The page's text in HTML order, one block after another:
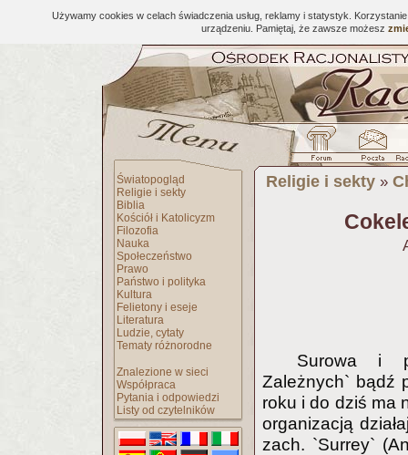
Używamy cookies w celach świadczenia usług, reklamy i statystyk.
urządzeniu. Pamiętaj, że zawsze możesz
Światopogląd
Religie i sekty
Biblia
Kościół i Katolicyzm
Filozofia
Nauka
Społeczeństwo
Prawo
Państwo i polityka
Kultura
Felietony i eseje
Literatura
Ludzie, cytaty
Tematy różnorodne
Znalezione w sieci
Współpraca
Pytania i odpowiedzi
Listy od czytelników
Religie i sekty »
Surowa i
Zależnych` bądź
roku i do dziś ma
organizacją
zach. `Surrey`